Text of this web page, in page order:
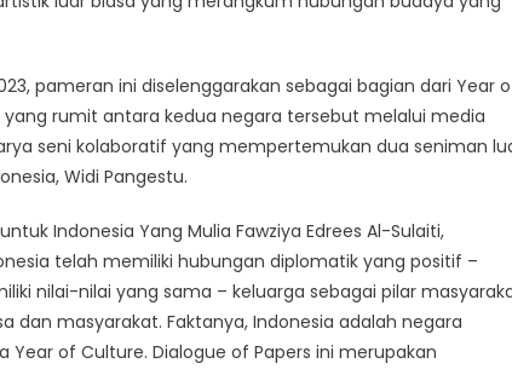
pameran ini diselenggarakan sebagai bagian dari Year
rumit antara kedua negara tersebut melalui media
seni kolaboratif yang mempertemukan dua seniman
Widi Pangestu.
Indonesia Yang Mulia Fawziya Edrees Al-Sulaiti,
telah memiliki hubungan diplomatik yang positif –
nilai-nilai yang sama – keluarga sebagai pilar
dan masyarakat. Faktanya, Indonesia adalah negara
Year of Culture. Dialogue of Papers ini merupakan